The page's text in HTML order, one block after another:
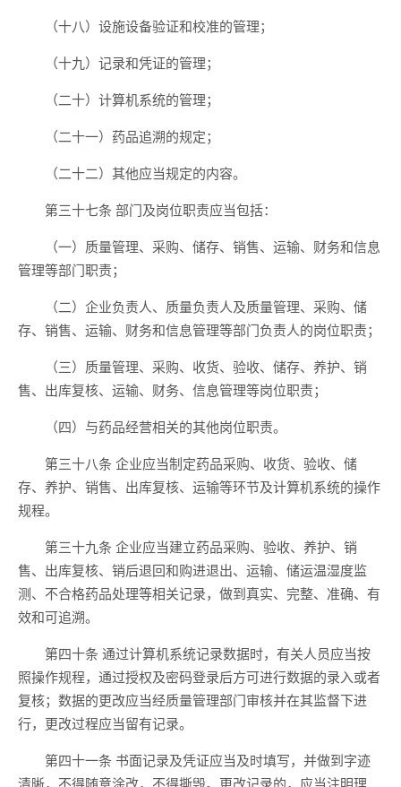
（十八）设施设备验证和校准的管理；
（十九）记录和凭证的管理；
（二十）计算机系统的管理；
（二十一）药品追溯的规定；
（二十二）其他应当规定的内容。
第三十七条 部门及岗位职责应当包括：
（一）质量管理、采购、储存、销售、运输、财务和信息
管理等部门职责；
（二）企业负责人、质量负责人及质量管理、采购、储
存、销售、运输、财务和信息管理等部门负责人的岗位职责；
（三）质量管理、采购、收货、验收、储存、养护、销
售、出库复核、运输、财务、信息管理等岗位职责；
（四）与药品经营相关的其他岗位职责。
第三十八条 企业应当制定药品采购、收货、验收、储
存、养护、销售、出库复核、运输等环节及计算机系统的操作
规程。
第三十九条 企业应当建立药品采购、验收、养护、销
售、出库复核、销后退回和购进退出、运输、储运温湿度监
测、不合格药品处理等相关记录，做到真实、完整、准确、有
效和可追溯。
第四十条 通过计算机系统记录数据时，有关人员应当按
照操作规程，通过授权及密码登录后方可进行数据的录入或者
复核；数据的更改应当经质量管理部门审核并在其监督下进
行，更改过程应当留有记录。
第四十一条 书面记录及凭证应当及时填写，并做到字迹
清晰，不得随意涂改，不得撕毁。更改记录的，应当注明理